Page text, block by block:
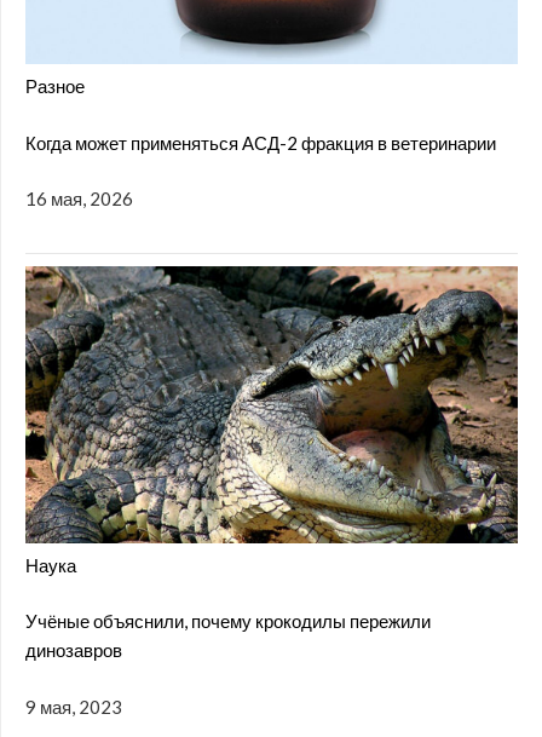
Разное
Когда может применяться АСД-2 фракция в ветеринарии
16 мая, 2026
Наука
Учёные объяснили, почему крокодилы пережили
динозавров
9 мая, 2023